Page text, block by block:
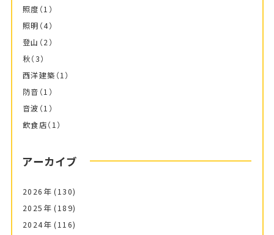
照度 （1）
照明 （4）
登山 （2）
秋（3）
西洋建築 （1）
防音 （1）
音波 （1）
飲食店（1）
アーカイブ
2026年 (130)
2025年 (189)
2024年 (116)